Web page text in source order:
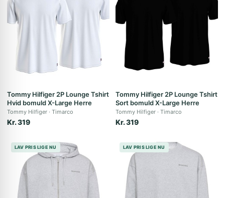
Tommy Hilfiger 2P Lounge Tshirt
Hvid bomuld X-Large Herre
Tommy Hilfiger Timarco
Kr. 319
Tommy Hilfiger 2P Lounge Tshirt
Sort bomuld X-Large Herre
Tommy Hilfiger Timarco
Kr. 319
LAV PRIS LIGE NU LAV PRIS LIGE NU